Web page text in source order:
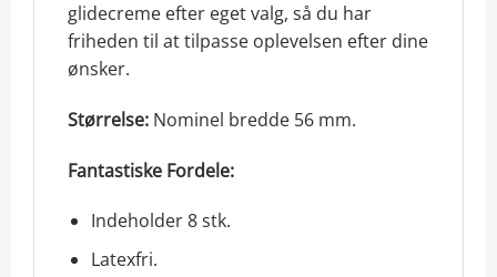
glidecreme efter eget valg, så du har
friheden til at tilpasse oplevelsen efter dine
ønsker.
Størrelse: Nominel bredde 56 mm.
Fantastiske Fordele:
Indeholder 8 stk.
Latexfri.